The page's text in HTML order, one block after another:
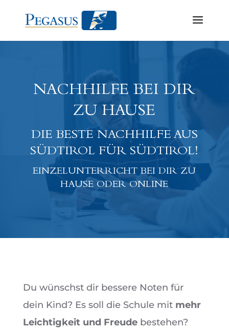
NACHHILFE BEI DIR
ZU HAUSE
DIE BESTE NACHHILFE AUS
SÜDTIROL FÜR SÜDTIROL!
EINZELUNTERRICHT BEI DIR ZU
HAUSE ODER ONLINE
Du wünschst dir bessere Noten für
dein Kind? Es soll die Schule mit mehr
Leichtigkeit und Freudebestehen?